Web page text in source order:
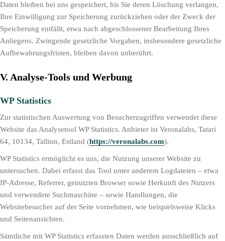
Daten bleiben bei uns gespeichert, bis Sie deren Löschung verlangen,
Ihre Einwilligung zur Speicherung zurückziehen oder der Zweck der
Speicherung entfällt, etwa nach abgeschlossener Bearbeitung Ihres
Anliegens. Zwingende gesetzliche Vorgaben, insbesondere gesetzliche
Aufbewahrungsfristen, bleiben davon unberührt.
V. Analyse-Tools und Werbung
WP Statistics
Zur statistischen Auswertung von Besucherzugriffen verwendet diese
Website das Analysetool WP Statistics. Anbieter ist Veronalabs, Tatari
64, 10134, Tallinn, Estland (https://veronalabs.com).
WP Statistics ermöglicht es uns, die Nutzung unserer Website zu
untersuchen. Dabei erfasst das Tool unter anderem Logdateien – etwa
IP-Adresse, Referrer, genutzten Browser sowie Herkunft des Nutzers
und verwendete Suchmaschine – sowie Handlungen, die
Websitebesucher auf der Seite vornehmen, wie beispielsweise Klicks
und Seitenansichten.
Sämtliche mit WP Statistics erfassten Daten werden ausschließlich auf